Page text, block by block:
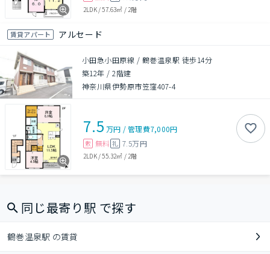
2LDK/57.63㎡ /2階
賃貸アパート アルセード
小田急小田原線 / 鶴巻温泉駅 徒歩14分
築12年 /2階建
神奈川県伊勢原市笠窪407-4
7.5 万円 /管理費7,000円
敷 無料 礼 7.5万円
2LDK/55.32㎡ / 2階
同じ最寄り駅 で探す
鶴巻温泉駅 の賃貸